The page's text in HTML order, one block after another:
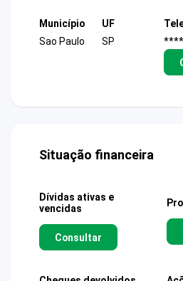
Município
Sao Paulo
UF
SP
Situação financeira
Dívidas ativas e
vencidas
Consultar